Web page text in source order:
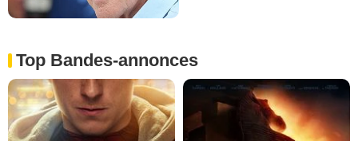
Top Bandes-annonces